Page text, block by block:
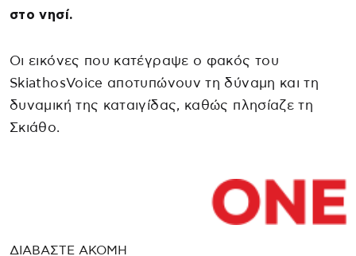
στο νησί.
Οι εικόνες που κατέγραψε ο φακός του
SkiathosVoice αποτυπώνουν τη δύναμη και τη
δυναμική της καταιγίδας, καθώς πλησίαζε τη
Σκιάθο.
ΔΙΑΒΑΣΤΕ ΑΚΟΜΗ